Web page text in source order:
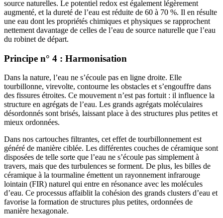
source naturelles. Le potentiel redox est également légèrement
augmenté, et la dureté de l’eau est réduite de 60 à 70 %. Il en résulte
une eau dont les propriétés chimiques et physiques se rapprochent
nettement davantage de celles de l’eau de source naturelle que l’eau
du robinet de départ.
Principe n° 4 : Harmonisation
Dans la nature, l’eau ne s’écoule pas en ligne droite. Elle
tourbillonne, virevolte, contourne les obstacles et s’engouffre dans
des fissures étroites. Ce mouvement n’est pas fortuit : il influence la
structure en agrégats de l’eau. Les grands agrégats moléculaires
désordonnés sont brisés, laissant place à des structures plus petites et
mieux ordonnées.
Dans nos cartouches filtrantes, cet effet de tourbillonnement est
généré de manière ciblée. Les différentes couches de céramique sont
disposées de telle sorte que l’eau ne s’écoule pas simplement à
travers, mais que des turbulences se forment. De plus, les billes de
céramique à la tourmaline émettent un rayonnement infrarouge
lointain (FIR) naturel qui entre en résonance avec les molécules
d’eau. Ce processus affaiblit la cohésion des grands clusters d’eau et
favorise la formation de structures plus petites, ordonnées de
manière hexagonale.